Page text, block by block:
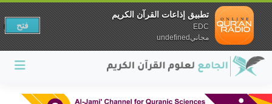
تطبيق إذاعات القرآن الكريم
EDC
مجانيundefined
فتح